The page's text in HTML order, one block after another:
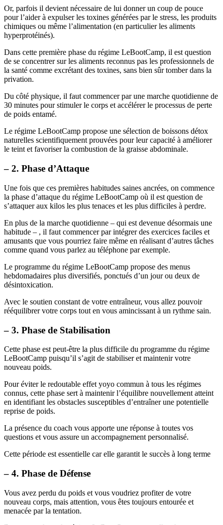
Or, parfois il devient nécessaire de lui donner un coup de pouce
pour l’aider à expulser les toxines générées par le stress, les produits
chimiques ou même l’alimentation (en particulier les aliments
hyperprotéinés).
Dans cette première phase du régime LeBootCamp, il est question
de se concentrer sur les aliments reconnus pas les professionnels de
la santé comme excrétant des toxines, sans bien sûr tomber dans la
privation.
Du côté physique, il faut commencer par une marche quotidienne de
30 minutes pour stimuler le corps et accélérer le processus de perte
de poids entamé.
Le régime LeBootCamp propose une sélection de boissons détox
naturelles scientifiquement prouvées pour leur capacité à améliorer
le teint et favoriser la combustion de la graisse abdominale.
– 2. Phase d’Attaque
Une fois que ces premières habitudes saines ancrées, on commence
la phase d’attaque du régime LeBootCamp où il est question de
s’attaquer aux kilos les plus tenaces et les plus difficiles à perdre.
En plus de la marche quotidienne – qui est devenue désormais une
habitude – , il faut commencer par intégrer des exercices faciles et
amusants que vous pourriez faire même en réalisant d’autres tâches
comme quand vous parlez au téléphone par exemple.
Le programme du régime LeBootCamp propose des menus
hebdomadaires plus diversifiés, ponctués d’un jour ou deux de
désintoxication.
Avec le soutien constant de votre entraîneur, vous allez pouvoir
rééquilibrer votre corps tout en vous amincissant à un rythme sain.
– 3. Phase de Stabilisation
Cette phase est peut-être la plus difficile du programme du régime
LeBootCamp puisqu’il s’agit de stabiliser et maintenir votre
nouveau poids.
Pour éviter le redoutable effet yoyo commun à tous les régimes
connus, cette phase sert à maintenir l’équilibre nouvellement atteint
en identifiant les obstacles susceptibles d’entraîner une potentielle
reprise de poids.
La présence du coach vous apporte une réponse à toutes vos
questions et vous assure un accompagnement personnalisé.
Cette période est essentielle car elle garantit le succès à long terme
– 4. Phase de Défense
Vous avez perdu du poids et vous voudriez profiter de votre
nouveau corps, mais attention, vous êtes toujours entourée et
menacée par la tentation.